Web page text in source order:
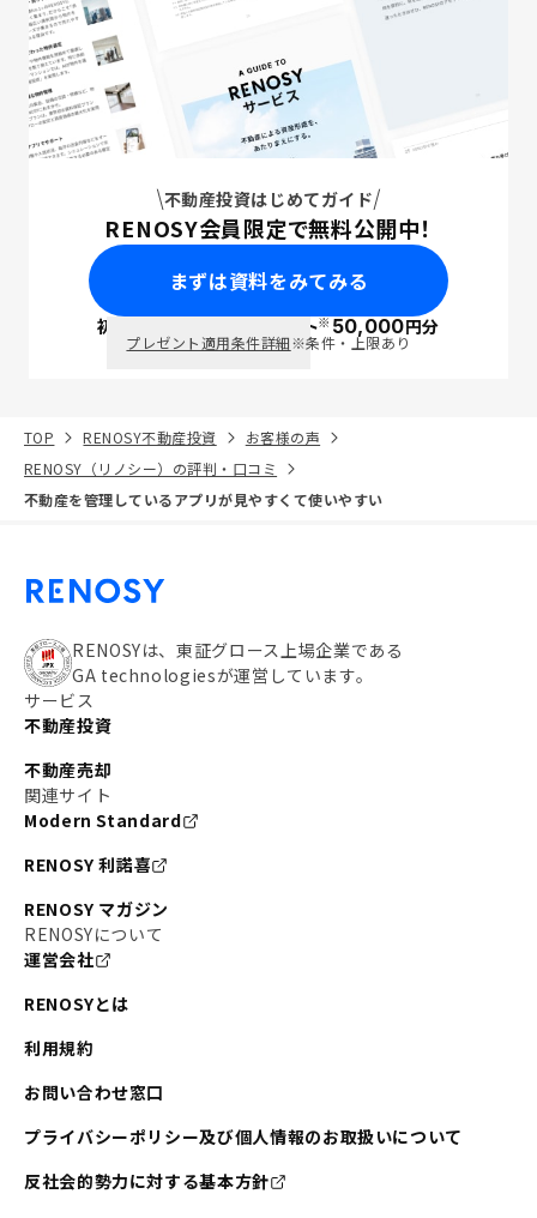
不動産投資はじめてガイド
RENOSY会員限定で無料公開中！
まずは資料をみてみる
初回面談で ポイント※50,000円分
プレゼント適用条件詳細※条件・上限あり
TOP RENOSY不動産投資
お客様の声
RENOSY（リノシー）の評判・口コミ
不動産を管理しているアプリが見やすくて使いやすい
RENOSYは、東証グロース上場企業である
GA technologiesが運営しています。
サービス
不動産投資
不動産売却
関連サイト
Modern Standard
RENOSY 利諾喜
RENOSY マガジン
RENOSYについて
運営会社
RENOSYとは
利用規約
お問い合わせ窓口
プライバシーポリシー及び個人情報のお取扱いについて
反社会的勢力に対する基本方針